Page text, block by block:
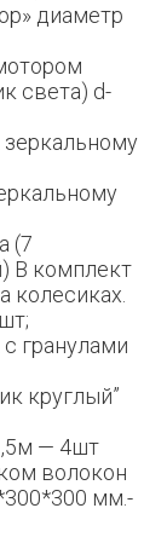
диаметр
света) d-
(7
В комплект
колесиках.
гранулами
круглый”
— 4шт
волокон
мм.-